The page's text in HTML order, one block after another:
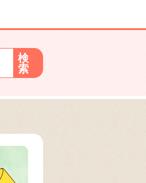
検
索